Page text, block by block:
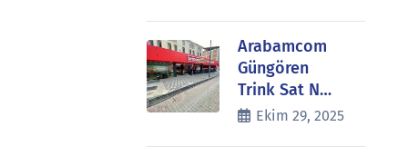
Arabamcom
Güngören
Trink Sat N…
Ekim 29, 2025